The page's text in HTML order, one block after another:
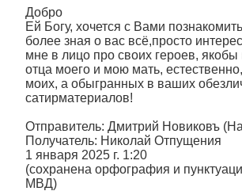
Добро
Ей Богу, хочется с Вами
более зная о вас всё,просто
мне в лицо про своих героев, якобы
отца моего и мою мать,
моих, а обыгранных в ваших
сатирматериалов!
Отправитель: Дмитрий Новиковъ
Получатель: Николай Отпущения
1 января 2025 г. 1:20
(сохранена орфография и
МВД)